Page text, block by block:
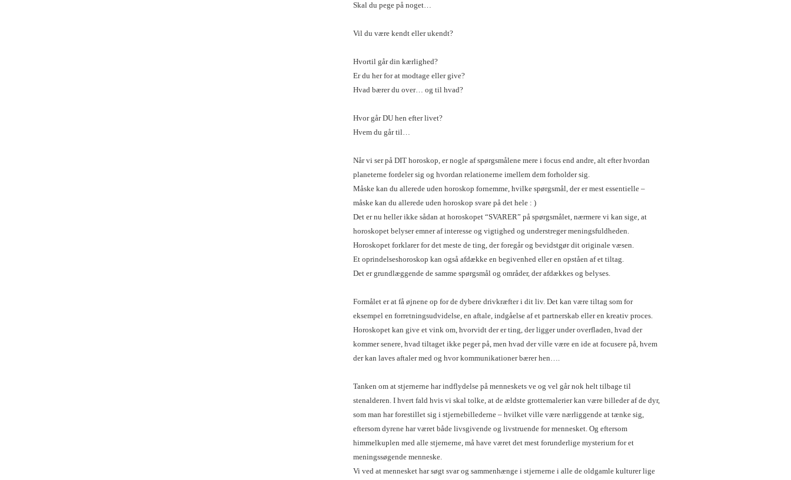
Skal du pege på noget…
Vil du være kendt eller ukendt?
Hvortil går din kærlighed?
Er du her for at modtage eller give?
Hvad bærer du over… og til hvad?
Hvor går DU hen efter livet?
Hvem du går til…
Når vi ser på DIT horoskop, er nogle af spørgsmålene mere i focus end andre, alt efter hvordan
planeterne fordeler sig og hvordan relationerne imellem dem forholder sig.
Måske kan du allerede uden horoskop fornemme, hvilke spørgsmål, der er mest essentielle –
måske kan du allerede uden horoskop svare på det hele : )
Det er nu heller ikke sådan at horoskopet “SVARER” på spørgsmålet, nærmere vi kan sige, at
horoskopet belyser emner af interesse og vigtighed og understreger meningsfuldheden.
Horoskopet forklarer for det meste de ting, der foregår og bevidstgør dit originale væsen.
Et oprindelseshoroskop kan også afdække en begivenhed eller en opståen af et tiltag.
Det er grundlæggende de samme spørgsmål og områder, der afdækkes og belyses.
Formålet er at få øjnene op for de dybere drivkræfter i dit liv. Det kan være tiltag som for
eksempel en forretningsudvidelse, en aftale, indgåelse af et partnerskab eller en kreativ proces.
Horoskopet kan give et vink om, hvorvidt der er ting, der ligger under overfladen, hvad der
kommer senere, hvad tiltaget ikke peger på, men hvad der ville være en ide at focusere på, hvem
der kan laves aftaler med og hvor kommunikationer bærer hen….
Tanken om at stjernerne har indflydelse på menneskets ve og vel går nok helt tilbage til
stenalderen. I hvert fald hvis vi skal tolke, at de ældste grottemalerier kan være billeder af de dyr,
som man har forestillet sig i stjernebillederne – hvilket ville være nærliggende at tænke sig,
eftersom dyrene har været både livsgivende og livstruende for mennesket. Og eftersom
himmelkuplen med alle stjernerne, må have været det mest forunderlige mysterium for et
meningssøgende menneske.
Vi ved at mennesket har søgt svar og sammenhænge i stjernerne i alle de oldgamle kulturer lige